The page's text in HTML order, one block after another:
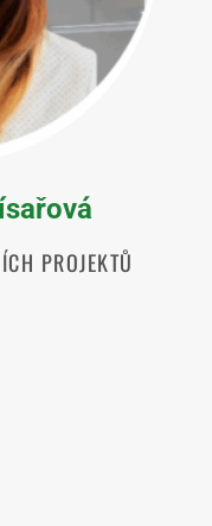
PROJEKTŮ